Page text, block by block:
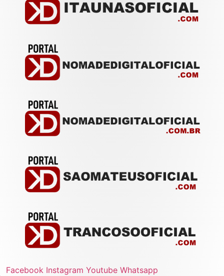
Facebook Instagram Youtube Whatsapp